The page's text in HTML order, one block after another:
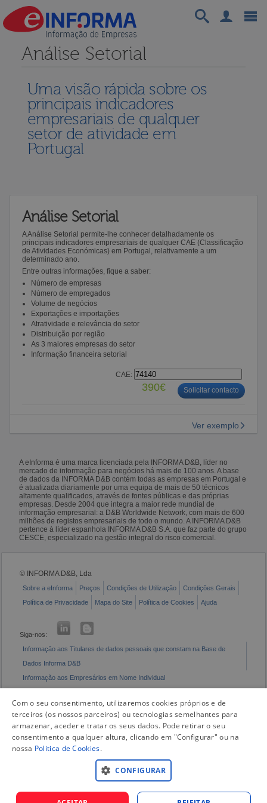
Análise Setorial
Uma visão rápida sobre os
principais indicadores
empresariais de qualquer
setor de atividade em
Portugal
Análise Setorial
A Análise Setorial permite-lhe conhecer detalhadamente os
principais indicadores empresariais de qualquer CAE (Classificação
de Atividades Económicas) em Portugal, relativamente a um
determinado ano.
Entre outras informações, fique a saber:
Número de empresas
Número de empregados
Volume de negócios
Exportações e importações
Atratividade e relevância do setor
Distribuição por região
As 3 maiores empresas do setor
Informação financeira setorial
CAE:
390€ Solicitar contacto
Ver exemplo
A eInforma é uma marca licenciada pela INFORMA D&B, líder no
mercado de informação para negócios há mais de 100 anos. A base
de dados da INFORMA D&B contém todas as empresas em Portugal e
é atualizada diariamente por uma equipa de mais de 50 técnicos
altamente qualificados, através de fontes públicas e das próprias
empresas. Desde 2004 que integra a maior rede mundial de
informação empresarial: a D&B Worldwide Network, com mais de 600
milhões de registos empresariais de todo o mundo. A INFORMA D&B
pertence à líder espanhola INFORMA D&B S.A. que faz parte do grupo
CESCE, especializado na gestão integral do risco comercial.
© INFORMA D&B, Lda
Sobre a eInforma Preços Condições de Utilização
Condições Gerais
Política de Privacidade
Mapa do Site Política de Cookies Ajuda
Siga-nos:
Informação aos Titulares de dados pessoais que constam na Base de
Dados Informa D&B
Informação aos Empresários em Nome Individual
Com o seu consentimento, utilizaremos cookies próprios e de
terceiros (os nossos parceiros) ou tecnologias semelhantes para
armazenar, aceder e tratar os seus dados. Pode retirar o seu
consentimento a qualquer altura, clicando em "Configurar" ou na
nossa Politica de Cookies.
CONFIGURAR